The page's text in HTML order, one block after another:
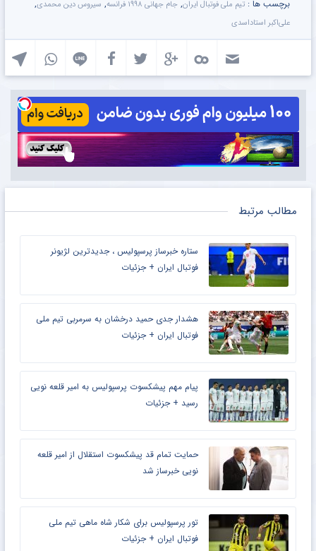
برچسب ها : تیم ملی فوتبال ایران, جام جهانی ۱۹۹۸ فرانسه , سیروس دین محمدی,
علی‌اکبر استاداسدی
مطالب مرتبط
ستاره خبرساز پرسپولیس ، جدیدترین لژیونر
فوتبال ایران + جزئیات
هشدار جدی حمید درخشان به سرمربی تیم ملی
فوتبال ایران + جزئیات
پیام مهم پیشکسوت پرسپولیس به امیر قلعه نویی
رسید + جزئیات
حمایت تمام قد پیشکسوت استقلال از امیر قلعه
نویی خبرساز شد
تور پرسپولیس برای شکار شاه ماهی تیم ملی
فوتبال ایران + جزئیات